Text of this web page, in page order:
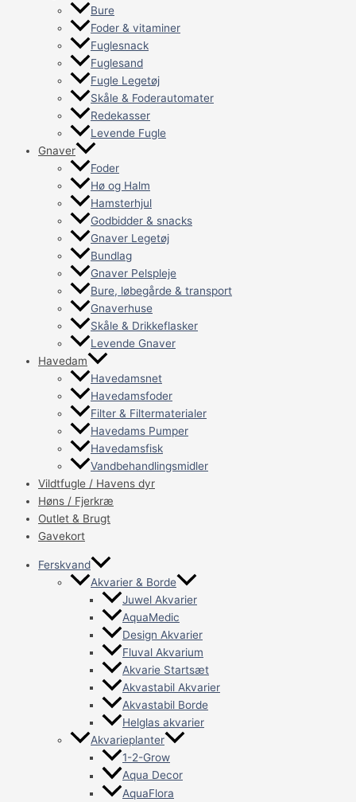
Bure
Foder & vitaminer
Fuglesnack
Fuglesand
Fugle Legetøj
Skåle & Foderautomater
Redekasser
Levende Fugle
Gnaver
Foder
Hø og Halm
Hamsterhjul
Godbidder & snacks
Gnaver Legetøj
Bundlag
Gnaver Pelspleje
Bure, løbegårde & transport
Gnaverhuse
Skåle & Drikkeflasker
Levende Gnaver
Havedam
Havedamsnet
Havedamsfoder
Filter & Filtermaterialer
Havedams Pumper
Havedamsfisk
Vandbehandlingsmidler
Vildtfugle / Havens dyr
Høns / Fjerkræ
Outlet & Brugt
Gavekort
Ferskvand
Akvarier & Borde
Juwel Akvarier
AquaMedic
Design Akvarier
Fluval Akvarium
Akvarie Startsæt
Akvastabil Akvarier
Akvastabil Borde
Helglas akvarier
Akvarieplanter
1-2-Grow
Aqua Decor
AquaFlora